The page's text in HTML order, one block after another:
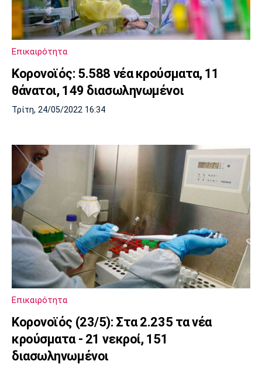
Επικαιρότητα
Κορoνοϊός: 5.588 νέα κρούσματα, 11
θάνατοι, 149 διασωληνωμένοι
Τρίτη, 24/05/2022 16:34
Επικαιρότητα
Κορονοϊός (23/5): Στα 2.235 τα νέα
κρούσματα - 21 νεκροί, 151
διασωληνωμένοι